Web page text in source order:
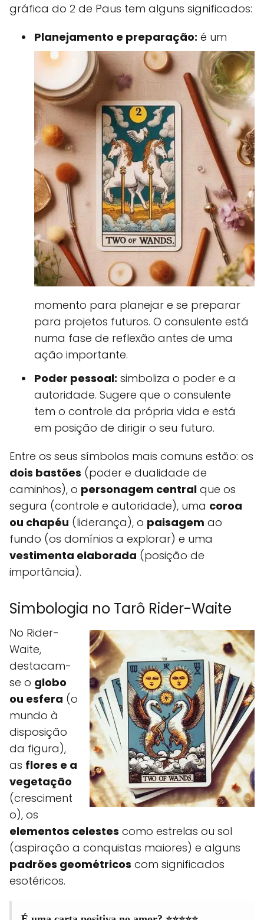
gráfica do 2 de Paus tem alguns significados:
Planejamento e preparação: é um
momento para planejar e se preparar
para projetos futuros. O consulente está
numa fase de reflexão antes de uma
ação importante.
Poder pessoal: simboliza o poder e a
autoridade. Sugere que o consulente
tem o controle da própria vida e está
em posição de dirigir o seu futuro.
Entre os seus símbolos mais comuns estão: os
dois bastões (poder e dualidade de
caminhos), o personagem central que os
segura (controle e autoridade), uma coroa
ou chapéu (liderança), o paisagem ao
fundo (os domínios a explorar) e uma
vestimenta elaborada (posição de
importância).
Simbologia no Tarô Rider-Waite
No Rider-
Waite,
destacam-
se o globo
ou esfera (o
mundo à
disposição
da figura),
as flores e a
vegetação
(cresciment
o), os
elementos celestes como estrelas ou sol
(aspiração a conquistas maiores) e alguns
padrões geométricos com significados
esotéricos.